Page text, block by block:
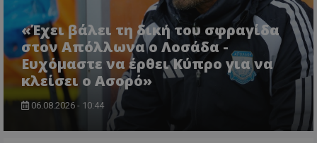
«Έχει βάλει τη δική του σφραγίδα
στον Απόλλωνα ο Λοσάδα -
Ευχόμαστε να έρθει Κύπρο για να
κλείσει ο Ασορό»
06.08.2026 - 10:44